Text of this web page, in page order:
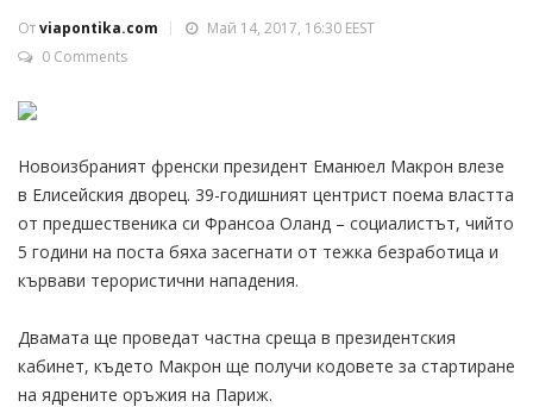
Отviapontika.com
Май 14, 2017, 16:30 EEST
0 Comments
Новоизбраният френски президент Еманюел Макрон влезе
в Елисейския дворец. 39-годишният центрист поема властта
от предшественика си Франсоа Оланд – социалистът, чийто
5 години на поста бяха засегнати от тежка безработица и
кървави терористични нападения.
Двамата ще проведат частна среща в президентския
кабинет, където Макрон ще получи кодовете за стартиране
на ядрените оръжия на Париж.